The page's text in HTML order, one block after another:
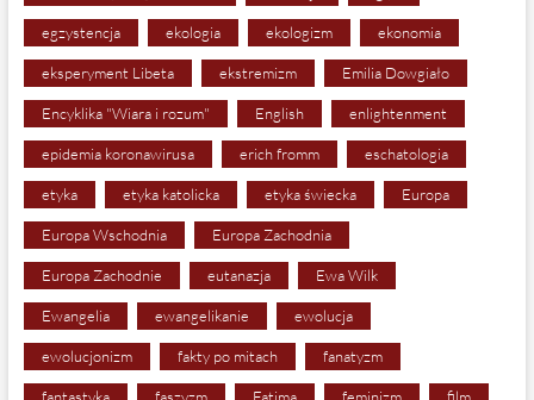
egzystencja ekologia ekologizm ekonomia
eksperyment Libeta ekstremizm Emilia Dowgiało
Encyklika "Wiara i rozum" English enlightenment
epidemia koronawirusa erich fromm eschatologia
etyka etyka katolicka etyka świecka Europa
Europa Wschodnia Europa Zachodnia
Europa Zachodnie eutanazja Ewa Wilk
Ewangelia ewangelikanie ewolucja
ewolucjonizm fakty po mitach fanatyzm
fantastyka faszyzm Fatima feminizm film